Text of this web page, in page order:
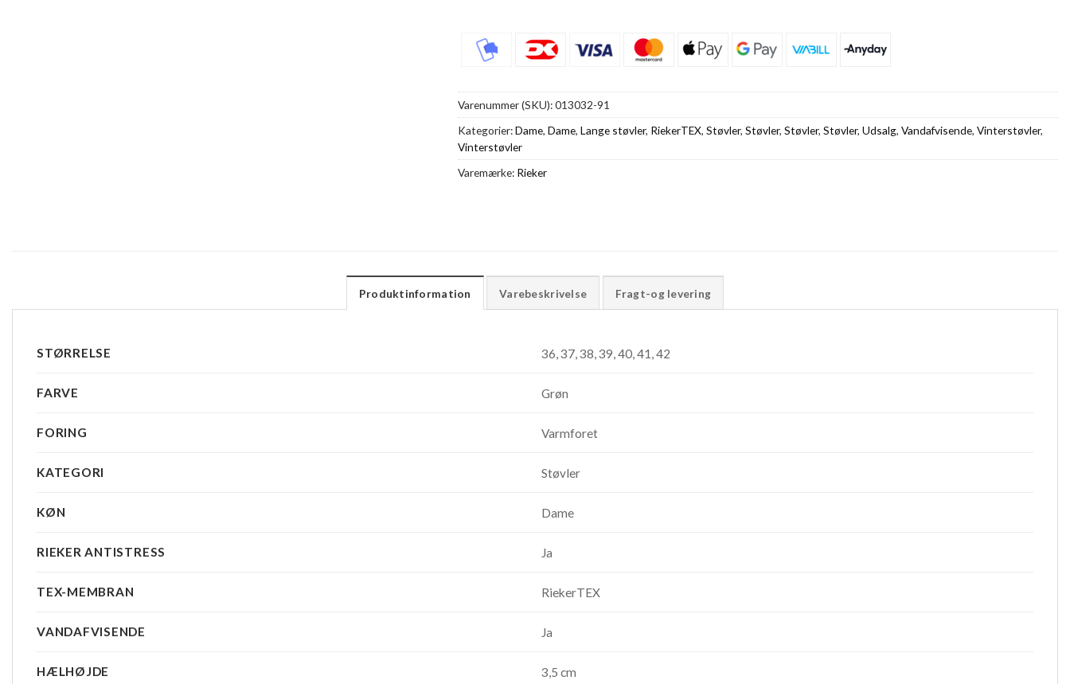
Varenummer (SKU):013032-91
Kategorier:Dame, Dame, Lange støvler, RiekerTEX, Støvler, Støvler, Støvler, Støvler, Udsalg, Vandafvisende, Vinterstøvler,
Vinterstøvler
Varemærke: Rieker
Produktinformation Varebeskrivelse Fragt-og levering
STØRRELSE 36, 37, 38, 39, 40, 41, 42
FARVE Grøn
FORING Varmforet
KATEGORI Støvler
KØN Dame
RIEKER ANTISTRESS Ja
TEX-MEMBRAN RiekerTEX
VANDAFVISENDE Ja
HÆLHØJDE 3,5 cm